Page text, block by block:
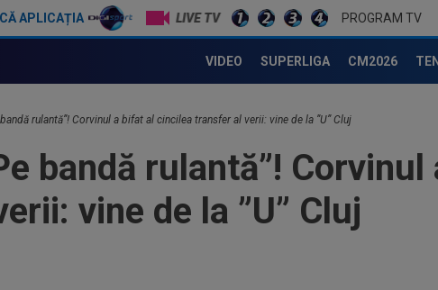
APLICAȚIA LIVE TV PROGRAM TV
VIDEO SUPERLIGA CM2026
bandă rulantă”! Corvinul a bifat al cincilea transfer al verii: vine de la ”U” Cluj
bandă rulantă”!
vine de la ”U” Cluj